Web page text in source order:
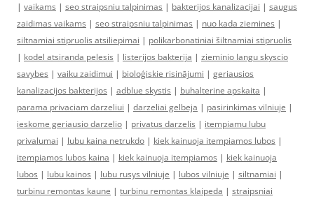
| vaikams | seo straipsniu talpinimas | bakterijos kanalizacijai | saugus
zaidimas vaikams | seo straipsniu talpinimas | nuo kada ziemines |
siltnamiai stipruolis atsiliepimai | polikarbonatiniai šiltnamiai stipruolis
| kodel atsiranda pelesis | listerijos bakterija | zieminio langu skyscio
savybes | vaiku zaidimui | bioloģiskie risinājumi | geriausios
kanalizacijos bakterijos | adblue skystis | buhalterine apskaita |
parama privaciam darzeliui | darzeliai gelbeja | pasirinkimas vilniuje |
ieskome geriausio darzelio | privatus darzelis | itempiamu lubu
privalumai | lubu kaina netrukdo | kiek kainuoja itempiamos lubos |
itempiamos lubos kaina | kiek kainuoja itempiamos | kiek kainuoja
lubos | lubu kainos | lubu rusys vilniuje | lubos vilniuje | siltnamiai |
turbinu remontas kaune | turbinu remontas klaipeda | straipsniai